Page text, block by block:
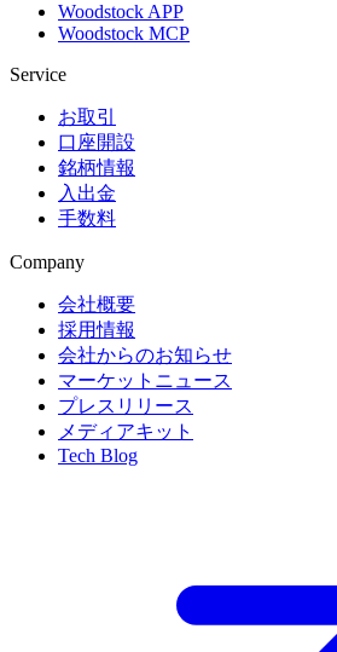
Woodstock APP
Woodstock MCP
Service
お取引
口座開設
銘柄情報
入出金
手数料
Company
会社概要
採用情報
会社からのお知らせ
マーケットニュース
プレスリリース
メディアキット
Tech Blog